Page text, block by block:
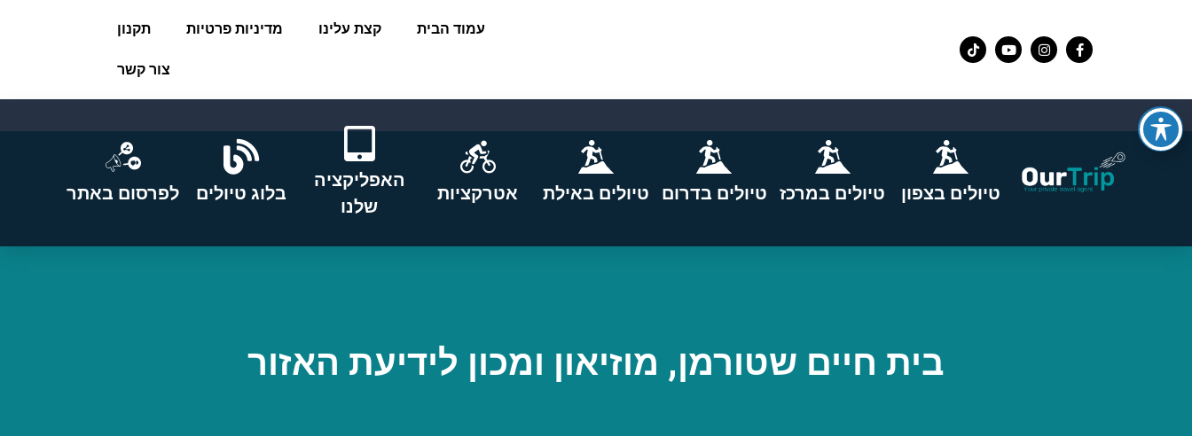
עמוד הבית קצת עלינו מדיניות פרטיות תקנון
צור קשר
טיולים בצפון טיולים במרכז טיולים בדרום טיולים באילת אטרקציות
האפליקציה
שלנו
בלוג טיולים לפרסום באתר
בית חיים שטורמן, מוזיאון ומכון לידיעת האזור